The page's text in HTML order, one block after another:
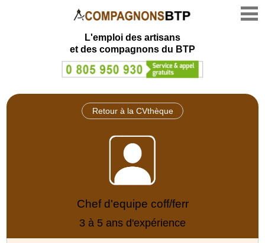
L'emploi des artisans
et des compagnons du BTP
Retour à la CVthèque
Chef d'equipe coff/ferr
3 à 5 ans d'expérience